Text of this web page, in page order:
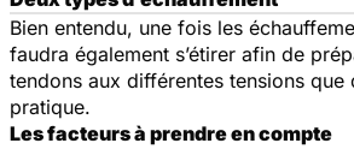
Bien entendu, une fois les
faudra également s’étirer afin de
tendons aux différentes tensions que
pratique.
Les facteurs à prendre en compte